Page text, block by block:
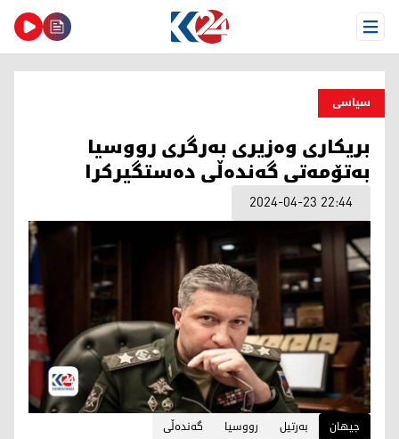
Open Menu
سیاسی
بریكاری وه‌زیری به‌رگری رووسیا
به‌تۆمه‌تی گه‌نده‌ڵی ده‌ستگیركرا
2024-04-23 22:44
جیهان به‌رتیل رووسیا گه‌نده‌ڵی